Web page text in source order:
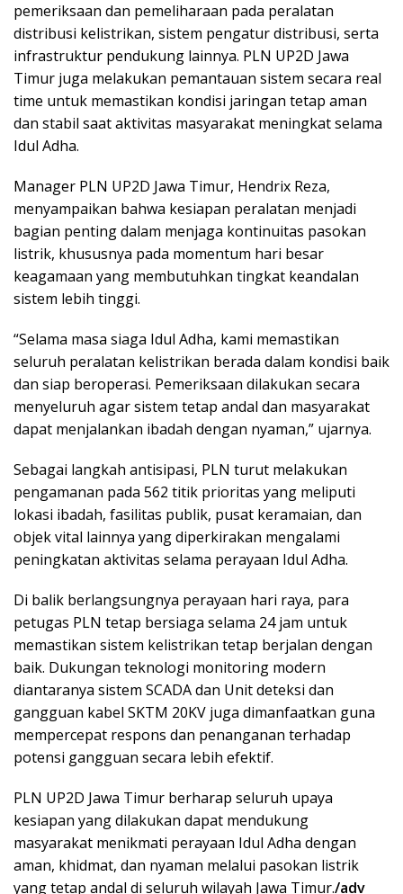
pemeriksaan dan pemeliharaan pada peralatan
distribusi kelistrikan, sistem pengatur distribusi, serta
infrastruktur pendukung lainnya. PLN UP2D Jawa
Timur juga melakukan pemantauan sistem secara real
time untuk memastikan kondisi jaringan tetap aman
dan stabil saat aktivitas masyarakat meningkat selama
Idul Adha.
Manager PLN UP2D Jawa Timur, Hendrix Reza,
menyampaikan bahwa kesiapan peralatan menjadi
bagian penting dalam menjaga kontinuitas pasokan
listrik, khususnya pada momentum hari besar
keagamaan yang membutuhkan tingkat keandalan
sistem lebih tinggi.
“Selama masa siaga Idul Adha, kami memastikan
seluruh peralatan kelistrikan berada dalam kondisi baik
dan siap beroperasi. Pemeriksaan dilakukan secara
menyeluruh agar sistem tetap andal dan masyarakat
dapat menjalankan ibadah dengan nyaman,” ujarnya.
Sebagai langkah antisipasi, PLN turut melakukan
pengamanan pada 562 titik prioritas yang meliputi
lokasi ibadah, fasilitas publik, pusat keramaian, dan
objek vital lainnya yang diperkirakan mengalami
peningkatan aktivitas selama perayaan Idul Adha.
Di balik berlangsungnya perayaan hari raya, para
petugas PLN tetap bersiaga selama 24 jam untuk
memastikan sistem kelistrikan tetap berjalan dengan
baik. Dukungan teknologi monitoring modern
diantaranya sistem SCADA dan Unit deteksi dan
gangguan kabel SKTM 20KV juga dimanfaatkan guna
mempercepat respons dan penanganan terhadap
potensi gangguan secara lebih efektif.
PLN UP2D Jawa Timur berharap seluruh upaya
kesiapan yang dilakukan dapat mendukung
masyarakat menikmati perayaan Idul Adha dengan
aman, khidmat, dan nyaman melalui pasokan listrik
yang tetap andal di seluruh wilayah Jawa Timur./adv